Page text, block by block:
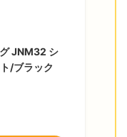
JNM32 シ
/ブラック